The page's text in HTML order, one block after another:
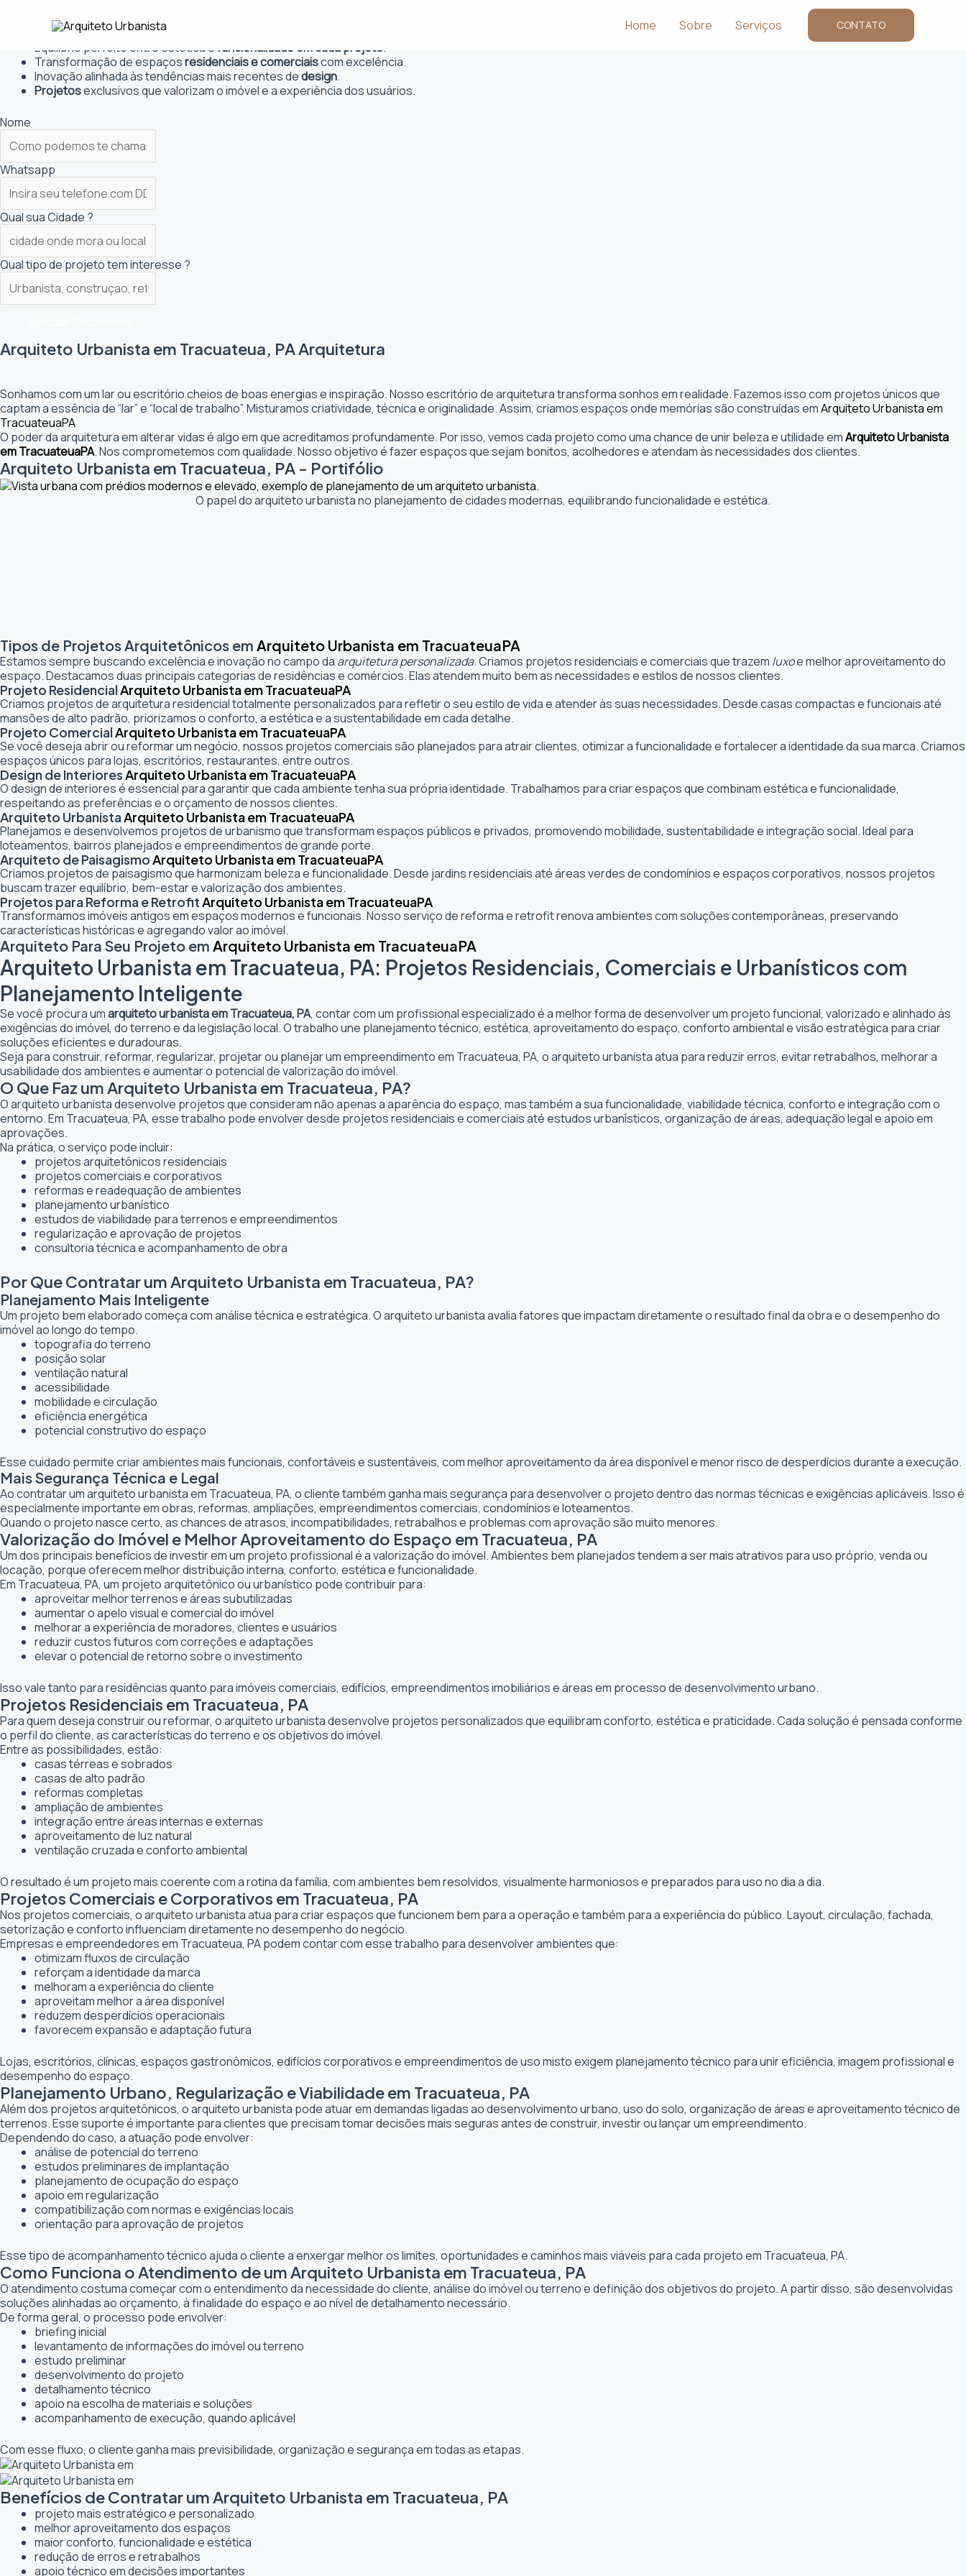
conteúdo
Home Sobre Serviços CONTATO
Projetos personalizados
Equilíbrio perfeito entre estética e funcionalidade em cada projeto.
Transformação de espaçosresidenciais e comerciaiscom excelência.
Inovação alinhada às tendências mais recentes dedesign.
Projetosexclusivos que valorizam o imóvel e a experiência dos usuários.
Nome
Whatsapp
Qual sua Cidade ?
Qual tipo de projeto tem interesse ?
Arquiteto Urbanista em Tracuateua, PA Arquitetura
Sonhamos com um lar ou escritório cheios de boas energias e inspiração. Nosso escritório de arquitetura transforma sonhos em realidade. Fazemos isso com projetos únicos que
captam a essência de “lar” e “local de trabalho”. Misturamos criatividade, técnica e originalidade. Assim, criamos espaços onde memórias são construídas emArquiteto Urbanista em
TracuateuaPA
O poder da arquitetura em alterar vidas é algo em que acreditamos profundamente. Por isso, vemos cada projeto como uma chance de unir beleza e utilidade emArquiteto Urbanista
em TracuateuaPA. Nos comprometemos com qualidade. Nosso objetivo é fazer espaços que sejam bonitos, acolhedores e atendam às necessidades dos clientes.
Arquiteto Urbanista em Tracuateua, PA - Portifólio
O papel do arquiteto urbanista no planejamento de cidades modernas, equilibrando funcionalidade e estética.
Tipos de Projetos Arquitetônicos em Arquiteto Urbanista em TracuateuaPA
Estamos sempre buscando excelência e inovação no campo da arquitetura personalizada. Criamos projetos residenciais e comerciais que trazem luxoe melhor aproveitamento do
espaço. Destacamos duas principais categorias de residências e comércios. Elas atendem muito bem as necessidades e estilos de nossos clientes.
Projeto ResidencialArquiteto Urbanista em TracuateuaPA
Criamos projetos de arquitetura residencial totalmente personalizados para refletir o seu estilo de vida e atender às suas necessidades. Desde casas compactas e funcionais até
mansões de alto padrão, priorizamos o conforto, a estética e a sustentabilidade em cada detalhe.
Projeto ComercialArquiteto Urbanista em TracuateuaPA
Se você deseja abrir ou reformar um negócio, nossos projetos comerciais são planejados para atrair clientes, otimizar a funcionalidade e fortalecer a identidade da sua marca. Criamos
espaços únicos para lojas, escritórios, restaurantes, entre outros.
Design de InterioresArquiteto Urbanista em TracuateuaPA
O design de interiores é essencial para garantir que cada ambiente tenha sua própria identidade. Trabalhamos para criar espaços que combinam estética e funcionalidade,
respeitando as preferências e o orçamento de nossos clientes.
Arquiteto UrbanistaArquiteto Urbanista em TracuateuaPA
Planejamos e desenvolvemos projetos de urbanismo que transformam espaços públicos e privados, promovendo mobilidade, sustentabilidade e integração social. Ideal para
loteamentos, bairros planejados e empreendimentos de grande porte.
Arquiteto de PaisagismoArquiteto Urbanista em TracuateuaPA
Criamos projetos de paisagismo que harmonizam beleza e funcionalidade. Desde jardins residenciais até áreas verdes de condomínios e espaços corporativos, nossos projetos
buscam trazer equilíbrio, bem-estar e valorização dos ambientes.
Projetos para Reforma e RetrofitArquiteto Urbanista em TracuateuaPA
Transformamos imóveis antigos em espaços modernos e funcionais. Nosso serviço de reforma e retrofit renova ambientes com soluções contemporâneas, preservando
características históricas e agregando valor ao imóvel.
Arquiteto Para Seu Projeto em Arquiteto Urbanista em TracuateuaPA
Arquiteto Urbanista em Tracuateua, PA: Projetos Residenciais, Comerciais e Urbanísticos com
Planejamento Inteligente
Se você procura umarquiteto urbanista em Tracuateua, PA, contar com um profissional especializado é a melhor forma de desenvolver um projeto funcional, valorizado e alinhado às
exigências do imóvel, do terreno e da legislação local. O trabalho une planejamento técnico, estética, aproveitamento do espaço, conforto ambiental e visão estratégica para criar
soluções eficientes e duradouras.
Seja para construir, reformar, regularizar, projetar ou planejar um empreendimento em Tracuateua, PA, o arquiteto urbanista atua para reduzir erros, evitar retrabalhos, melhorar a
usabilidade dos ambientes e aumentar o potencial de valorização do imóvel.
O Que Faz um Arquiteto Urbanista em Tracuateua, PA?
O arquiteto urbanista desenvolve projetos que consideram não apenas a aparência do espaço, mas também a sua funcionalidade, viabilidade técnica, conforto e integração com o
entorno. Em Tracuateua, PA, esse trabalho pode envolver desde projetos residenciais e comerciais até estudos urbanísticos, organização de áreas, adequação legal e apoio em
aprovações.
Na prática, o serviço pode incluir:
projetos arquitetônicos residenciais
projetos comerciais e corporativos
reformas e readequação de ambientes
planejamento urbanístico
estudos de viabilidade para terrenos e empreendimentos
regularização e aprovação de projetos
consultoria técnica e acompanhamento de obra
Por Que Contratar um Arquiteto Urbanista em Tracuateua, PA?
Planejamento Mais Inteligente
Um projeto bem elaborado começa com análise técnica e estratégica. O arquiteto urbanista avalia fatores que impactam diretamente o resultado final da obra e o desempenho do
imóvel ao longo do tempo.
topografia do terreno
posição solar
ventilação natural
acessibilidade
mobilidade e circulação
eficiência energética
potencial construtivo do espaço
Esse cuidado permite criar ambientes mais funcionais, confortáveis e sustentáveis, com melhor aproveitamento da área disponível e menor risco de desperdícios durante a execução.
Mais Segurança Técnica e Legal
Ao contratar um arquiteto urbanista em Tracuateua, PA, o cliente também ganha mais segurança para desenvolver o projeto dentro das normas técnicas e exigências aplicáveis. Isso é
especialmente importante em obras, reformas, ampliações, empreendimentos comerciais, condomínios e loteamentos.
Quando o projeto nasce certo, as chances de atrasos, incompatibilidades, retrabalhos e problemas com aprovação são muito menores.
Valorização do Imóvel e Melhor Aproveitamento do Espaço em Tracuateua, PA
Um dos principais benefícios de investir em um projeto profissional é a valorização do imóvel. Ambientes bem planejados tendem a ser mais atrativos para uso próprio, venda ou
locação, porque oferecem melhor distribuição interna, conforto, estética e funcionalidade.
Em Tracuateua, PA, um projeto arquitetônico ou urbanístico pode contribuir para:
aproveitar melhor terrenos e áreas subutilizadas
aumentar o apelo visual e comercial do imóvel
melhorar a experiência de moradores, clientes e usuários
reduzir custos futuros com correções e adaptações
elevar o potencial de retorno sobre o investimento
Isso vale tanto para residências quanto para imóveis comerciais, edifícios, empreendimentos imobiliários e áreas em processo de desenvolvimento urbano.
Projetos Residenciais em Tracuateua, PA
Para quem deseja construir ou reformar, o arquiteto urbanista desenvolve projetos personalizados que equilibram conforto, estética e praticidade. Cada solução é pensada conforme
o perfil do cliente, as características do terreno e os objetivos do imóvel.
Entre as possibilidades, estão:
casas térreas e sobrados
casas de alto padrão
reformas completas
ampliação de ambientes
integração entre áreas internas e externas
aproveitamento de luz natural
ventilação cruzada e conforto ambiental
O resultado é um projeto mais coerente com a rotina da família, com ambientes bem resolvidos, visualmente harmoniosos e preparados para uso no dia a dia.
Projetos Comerciais e Corporativos em Tracuateua, PA
Nos projetos comerciais, o arquiteto urbanista atua para criar espaços que funcionem bem para a operação e também para a experiência do público. Layout, circulação, fachada,
setorização e conforto influenciam diretamente no desempenho do negócio.
Empresas e empreendedores em Tracuateua, PA podem contar com esse trabalho para desenvolver ambientes que:
otimizam fluxos de circulação
reforçam a identidade da marca
melhoram a experiência do cliente
aproveitam melhor a área disponível
reduzem desperdícios operacionais
favorecem expansão e adaptação futura
Lojas, escritórios, clínicas, espaços gastronômicos, edifícios corporativos e empreendimentos de uso misto exigem planejamento técnico para unir eficiência, imagem profissional e
desempenho do espaço.
Planejamento Urbano, Regularização e Viabilidade em Tracuateua, PA
Além dos projetos arquitetônicos, o arquiteto urbanista pode atuar em demandas ligadas ao desenvolvimento urbano, uso do solo, organização de áreas e aproveitamento técnico de
terrenos. Esse suporte é importante para clientes que precisam tomar decisões mais seguras antes de construir, investir ou lançar um empreendimento.
Dependendo do caso, a atuação pode envolver:
análise de potencial do terreno
estudos preliminares de implantação
planejamento de ocupação do espaço
apoio em regularização
compatibilização com normas e exigências locais
orientação para aprovação de projetos
Esse tipo de acompanhamento técnico ajuda o cliente a enxergar melhor os limites, oportunidades e caminhos mais viáveis para cada projeto em Tracuateua, PA.
Como Funciona o Atendimento de um Arquiteto Urbanista em Tracuateua, PA
O atendimento costuma começar com o entendimento da necessidade do cliente, análise do imóvel ou terreno e definição dos objetivos do projeto. A partir disso, são desenvolvidas
soluções alinhadas ao orçamento, à finalidade do espaço e ao nível de detalhamento necessário.
De forma geral, o processo pode envolver:
briefing inicial
levantamento de informações do imóvel ou terreno
estudo preliminar
desenvolvimento do projeto
detalhamento técnico
apoio na escolha de materiais e soluções
acompanhamento de execução, quando aplicável
Com esse fluxo, o cliente ganha mais previsibilidade, organização e segurança em todas as etapas.
Benefícios de Contratar um Arquiteto Urbanista em Tracuateua, PA
projeto mais estratégico e personalizado
melhor aproveitamento dos espaços
maior conforto, funcionalidade e estética
redução de erros e retrabalhos
apoio técnico em decisões importantes